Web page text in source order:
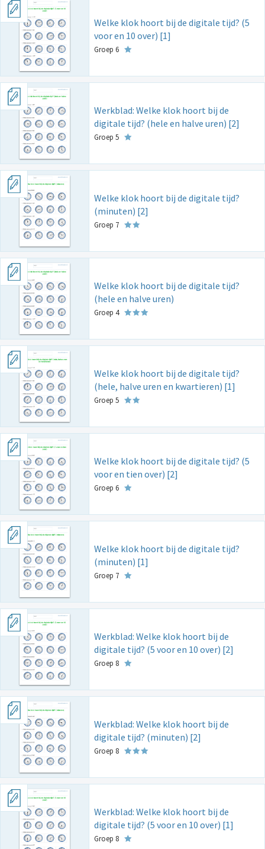
Welke klok hoort bij de digitale tijd? (5
voor en 10 over) [1]
Groep 6
Werkblad: Welke klok hoort bij de
digitale tijd? (hele en halve uren) [2]
Groep 5
Welke klok hoort bij de digitale tijd?
(minuten) [2]
Groep 7
Welke klok hoort bij de digitale tijd?
(hele en halve uren)
Groep 4
Welke klok hoort bij de digitale tijd?
(hele, halve uren en kwartieren) [1]
Groep 5
Welke klok hoort bij de digitale tijd? (5
voor en tien over) [2]
Groep 6
Welke klok hoort bij de digitale tijd?
(minuten) [1]
Groep 7
Werkblad: Welke klok hoort bij de
digitale tijd? (5 voor en 10 over) [2]
Groep 8
Werkblad: Welke klok hoort bij de
digitale tijd? (minuten) [2]
Groep 8
Werkblad: Welke klok hoort bij de
digitale tijd? (5 voor en 10 over) [1]
Groep 8